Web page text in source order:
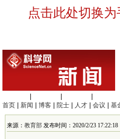
点击此处切换
首页
新闻 博客 院士 人才 会议 基
来源： 教育部 发布时间：2020/2/23 17:22:18